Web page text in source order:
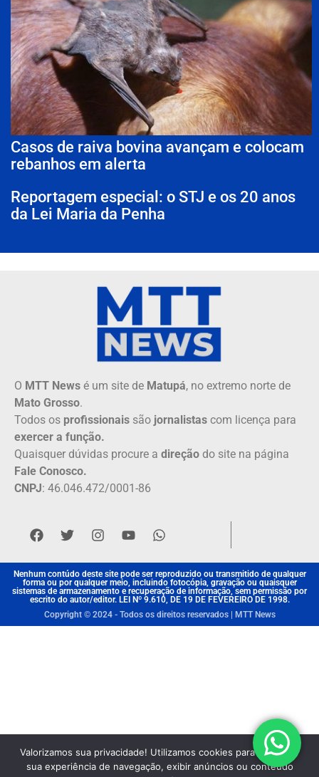
Casos de raiva bovina avançam e colocam
rebanhos em alerta
Reportagem especial: o STJ e os 20 anos
da Lei Maria da Penha
O MTT News é um site de Matupá, no extremo norte de
Mato Grosso.
Todos os profissionais são jornalistas com licença para
exercer a função.
Quaisquer dúvidas procure a direção do site na página
Fale Conosco.
CNPJ: 46.046.472/0001-86
Nenhum contúdo deste site pode ser reproduzido ou transmitido de qualquer
forma ou por qualquer meio, incluindo fotocópia, gravação ou quaisquer
sistemas de armazenamento e recuperação de informação, sem permissão por
escrito do autor/editor. LEI Nº 9.610, DE 19 DE FEVEREIRO DE 1998.
Copyright © 2024 - Todos os direitos reservados | MTT News
Valorizamos sua privacidade! Utilizamos cookies para aprimorar
sua experiência de navegação, exibir anúncios ou conteúdo